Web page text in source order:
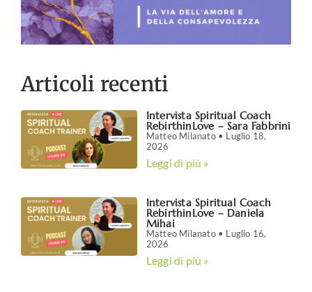
Articoli recenti
Intervista Spiritual Coach
RebirthinLove – Sara Fabbrini
Matteo Milanato
Luglio 18,
2026
Leggi di più »
Intervista Spiritual Coach
RebirthinLove – Daniela
Mihai
Matteo Milanato
Luglio 16,
2026
Leggi di più »